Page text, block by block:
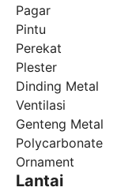
Pagar
Pintu
Perekat
Plester
Dinding Metal
Ventilasi
Genteng Metal
Polycarbonate
Ornament
Lantai